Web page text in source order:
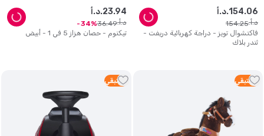
فاكتشوال تويز - دراجة كهربائية دريفت -
ثندر بلاك
د.أ.154.06
د.أ. 154.25
تيكنوم - حصان هزاز 5 في 1 - أبيض
د.أ.23.94
د.أ. 36.49
34
3 متبقي 1 متبقي